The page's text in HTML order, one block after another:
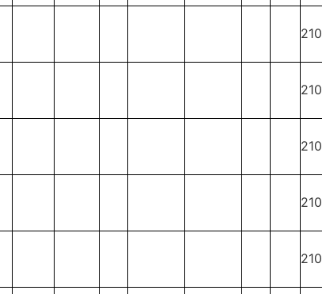
210
210
210
210
210